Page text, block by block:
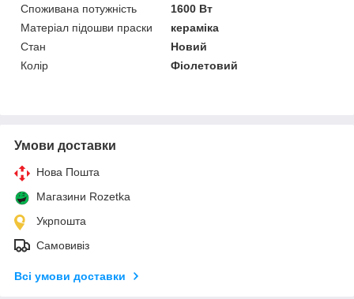
Споживана потужність
1600 Вт
Матеріал підошви праски
кераміка
Стан
Новий
Колір
Фіолетовий
Умови доставки
Нова Пошта
Магазини Rozetka
Укрпошта
Самовивіз
Всі умови доставки